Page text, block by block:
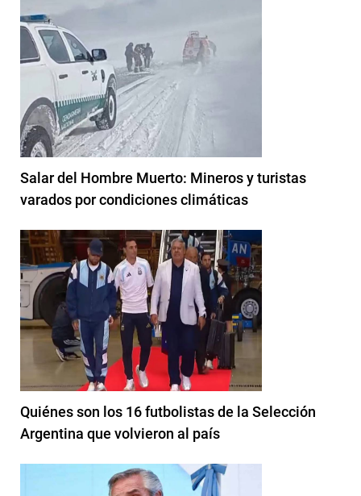
Salar del Hombre Muerto: Mineros y turistas
varados por condiciones climáticas
Quiénes son los 16 futbolistas de la Selección
Argentina que volvieron al país